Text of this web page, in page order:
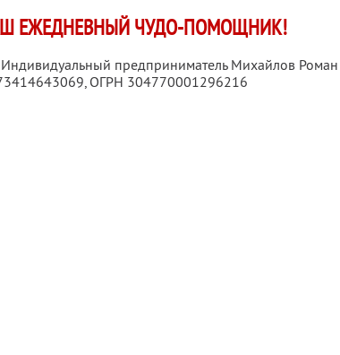
ЕЖЕДНЕВНЫЙ ЧУДО-ПОМОЩНИК!
Индивидуальный предприниматель Михайлов Роман
, ОГРН 304770001296216